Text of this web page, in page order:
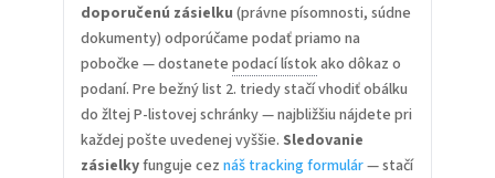
doporučenú zásielku (právne písomnosti, súdne
dokumenty) odporúčame podať priamo na
pobočke — dostanete podací lístokako dôkaz o
podaní. Pre bežný list 2. triedy stačí vhodiť obálku
do žltej P-listovej schránky — najbližšiu nájdete pri
každej pošte uvedenej vyššie. Sledovanie
zásielkyfunguje cez náš tracking formulár— stačí